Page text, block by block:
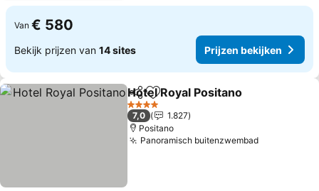
Van € 580
Bekijk prijzen van 14 sites Prijzen bekijken
DelenToevoegen aan favorieten
Hotel Royal Positano
4 Sterren
7,0
1.827
Positano
Panoramisch buitenzwembadPrijzen